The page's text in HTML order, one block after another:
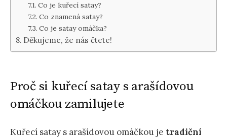
Co je kuřecí satay?
Co znamená satay?
Co je satay omáčka?
Děkujeme, že nás čtete!
Proč si kuřecí satay s arašídovou
omáčkou zamilujete
Kuřecí satay s arašídovou omáčkou je tradiční